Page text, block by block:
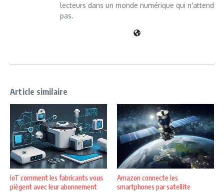
lecteurs dans un monde numérique qui n'attend
pas.
Article similaire
IoT comment les fabricants vous
piègent avec leur abonnement
Amazon connecte les
smartphones par satellite